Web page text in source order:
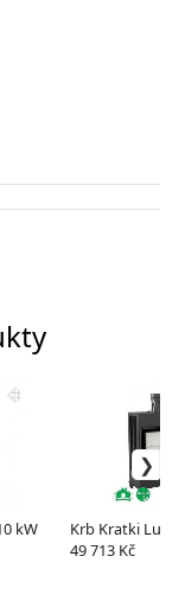
kW
Krb Kratki Lucy
49 713 Kč